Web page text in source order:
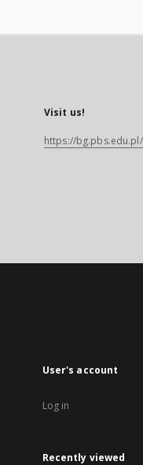
Visit us!
https://bg.pbs.edu.pl/
User's account
Log in
Recently viewed